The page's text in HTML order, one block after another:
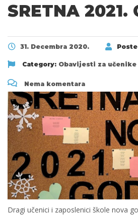
SRETNA 2021.
31. Decembra 2020.
Category: Obavijesti za
Nema komentara
Dragi učenici i zaposlenici škole nova